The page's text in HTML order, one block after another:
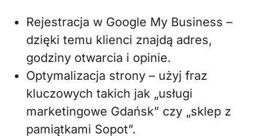
Rejestracja w Google My Business –
dzięki temu klienci znajdą adres,
godziny otwarcia i opinie.
Optymalizacja strony – użyj fraz
kluczowych takich jak „usługi
marketingowe Gdańsk” czy „sklep z
pamiątkami Sopot”.